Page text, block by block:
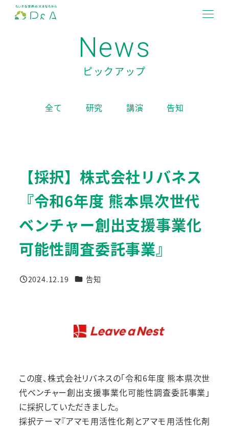
News
ピックアップ
全て 研究 講演 告知
【採択】株式会社リバネス
『令和6年度 熊本県次世代
ベンチャー創出支援事業化
可能性調査委託事業』
投稿日
2024.12.19 カテゴリー
告知
この度、株式会社リバネスの「令和6年度 熊本県次世
代ベンチャー創出支援事業化可能性調査委託事業」
に採択していただきました。
採択テーマ『アマモ用活性化剤とアマモ用活性化剤